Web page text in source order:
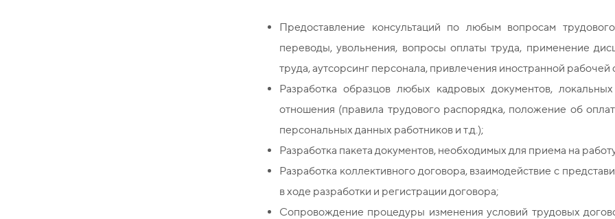
Предоставление консультаций по любым вопросам
переводы, увольнения, вопросы оплаты труда, применение
труда, аутсорсинг персонала, привлечения иностранной рабочей
Разработка образцов любых кадровых документов,
отношения (правила трудового распорядка, положение об
персональных данных работников и т.д.);
Разработка пакета документов, необходимых для приема на
Разработка коллективного договора, взаимодействие с
в ходе разработки и регистрации договора;
Сопровождение процедуры изменения условий трудовых